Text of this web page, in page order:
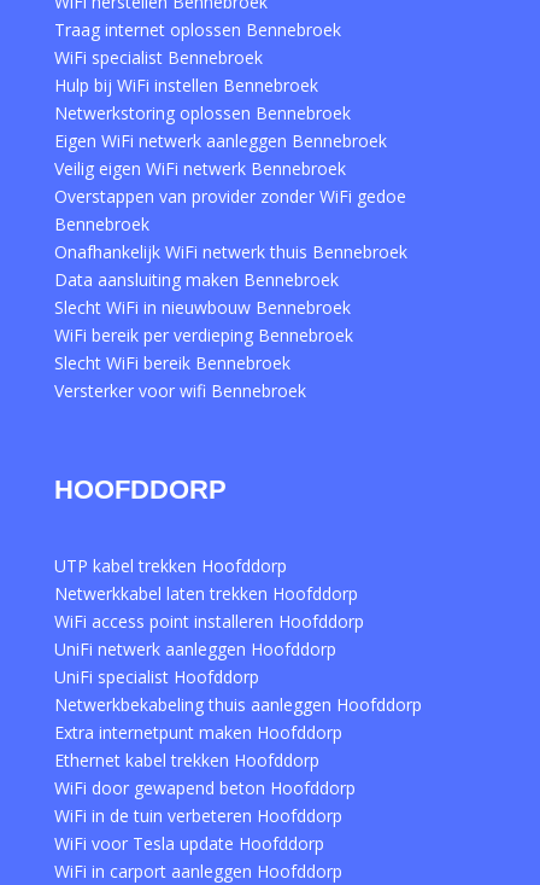
Traag internet oplossen Bennebroek
WiFi specialist Bennebroek
Hulp bij WiFi instellen Bennebroek
Netwerkstoring oplossen Bennebroek
Eigen WiFi netwerk aanleggen Bennebroek
Veilig eigen WiFi netwerk Bennebroek
Overstappen van provider zonder WiFi gedoe
Bennebroek
Onafhankelijk WiFi netwerk thuis Bennebroek
Data aansluiting maken Bennebroek
Slecht WiFi in nieuwbouw Bennebroek
WiFi bereik per verdieping Bennebroek
Slecht WiFi bereik Bennebroek
Versterker voor wifi Bennebroek
HOOFDDORP
UTP kabel trekken Hoofddorp
Netwerkkabel laten trekken Hoofddorp
WiFi access point installeren Hoofddorp
UniFi netwerk aanleggen Hoofddorp
UniFi specialist Hoofddorp
Netwerkbekabeling thuis aanleggen Hoofddorp
Extra internetpunt maken Hoofddorp
Ethernet kabel trekken Hoofddorp
WiFi door gewapend beton Hoofddorp
WiFi in de tuin verbeteren Hoofddorp
WiFi voor Tesla update Hoofddorp
WiFi in carport aanleggen Hoofddorp